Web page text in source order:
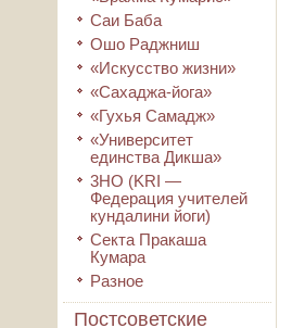
Саи Баба
Ошо Раджниш
«Искусство жизни»
«Сахаджа-йога»
«Гухья Самадж»
«Университет
единства Дикша»
3HO (KRI ―
Федерация учителей
кундалини йоги)
Секта Пракаша
Кумара
Разное
Постсоветские